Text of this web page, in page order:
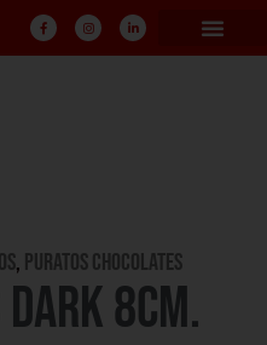
, PURATOS CHOCOLATES
8CM.